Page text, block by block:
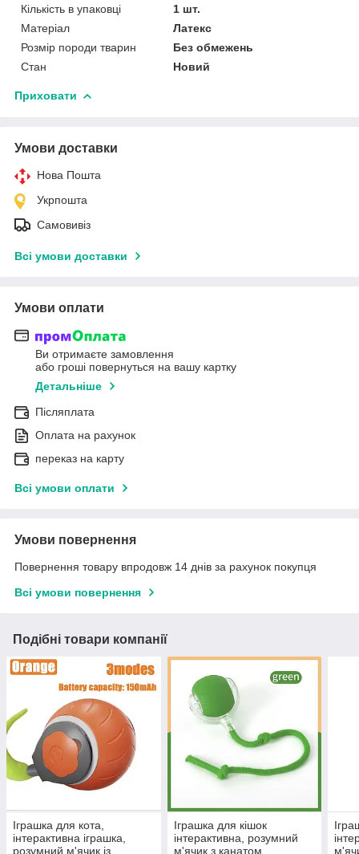
Кількість в упаковці
1 шт.
Матеріал
Латекс
Розмір породи тварин
Без обмежень
Стан
Новий
Приховати
Умови доставки
Нова Пошта
Укрпошта
Самовивіз
Всі умови доставки
Умови оплати
Ви отримаєте замовлення
або гроші повернуться на вашу картку
Детальніше
Післяплата
Оплата на рахунок
переказ на карту
Всі умови оплати
Умови повернення
Повернення товару впродовж 14 днів за рахунок покупця
Всі умови повернення
Подібні товари компанії
Іграшка для кота,
інтерактивна іграшка,
розумний м'ячик із
Іграшка для кішок
інтерактивна, розумний
м'ячик з канатом,